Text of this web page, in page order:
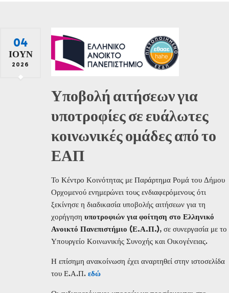
04
ΙΟΎΝ
2026
Υποβολή αιτήσεων για
υποτροφίες σε ευάλωτες
κοινωνικές ομάδες από το
ΕΑΠ
Το Κέντρο Κοινότητας με Παράρτημα Ρομά του Δήμου
Ορχομενού ενημερώνει τους ενδιαφερόμενους ότι
ξεκίνησε η διαδικασία υποβολής αιτήσεων για τη
χορήγηση υποτροφιών για φοίτηση στο Ελληνικό
Ανοικτό Πανεπιστήμιο (Ε.Α.Π.), σε συνεργασία με το
Υπουργείο Κοινωνικής Συνοχής και Οικογένειας.
Η επίσημη ανακοίνωση έχει αναρτηθεί στην ιστοσελίδα
του Ε.Α.Π. εδώ